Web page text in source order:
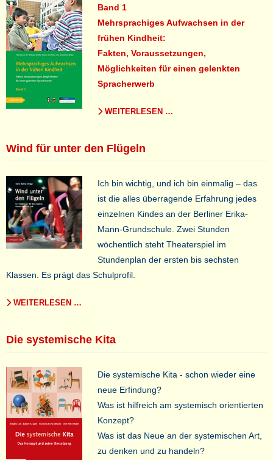
Band 1
Mehrsprachiges Aufwachsen in der
frühen Kindheit:
Fakten, Voraussetzungen,
Möglichkeiten für einen gelenkten
Spracherwerb
WEITERLESEN …
Wind für unter den Flügeln
Ich bin wichtig, und ich bin einmalig – das
ist die alles überragende Erfahrung jedes
einzelnen Kindes an der Berliner Erika-
Mann-Grundschule. Zwei Stunden
wöchentlich steht Theaterspiel im
Stundenplan der ersten bis sechsten
Klassen. Es prägt das Schulprofil.
WEITERLESEN …
Die systemische Kita
Die systemische Kita - schon wieder eine
neue Erfindung?
Was ist hilfreich am systemisch orientierten
Konzept?
Was ist das Neue an der systemischen Art,
zu denken und zu handeln?